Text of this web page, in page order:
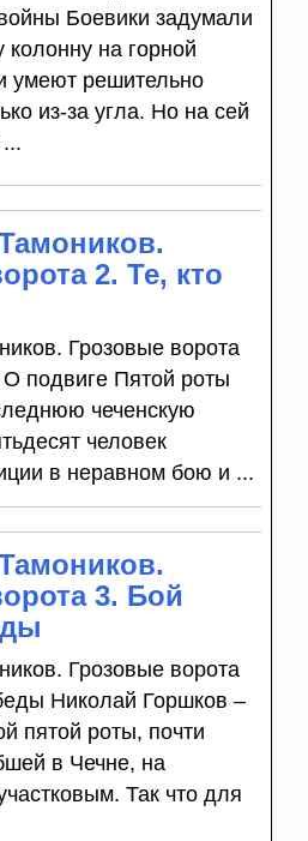
Боевики задумали
колонну на горной
умеют решительно
из-за угла. Но на сей
2. Те, кто
Грозовые ворота
подвиге Пятой роты
чеченскую
человек
в неравном бою и ...
3. Бой
Грозовые ворота
Николай Горшков –
пятой роты, почти
в Чечне, на
Так что для